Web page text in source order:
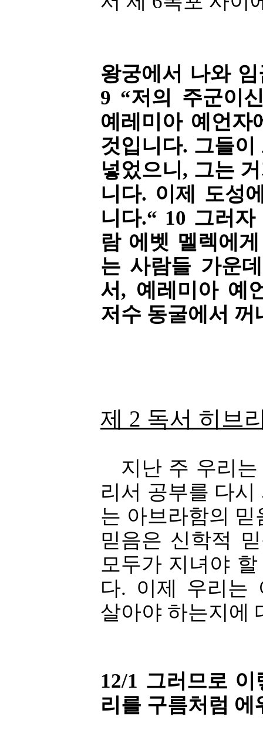
왕궁에서 나와
9 “저의 주군이
예레미아 예언자
것입니다. 그들
넣었으니, 그는
니다. 이제 도성
니다.“ 10 그러
람 에벳 멜렉에
는 사람들 가운
서, 예레미아 예
저수 동굴에서 꺼
제 2 독서 히브
지난 주 우리는
리서 공부를 다
는 아브라함의
믿음은 신학적
모두가 지녀야
다. 이제 우리는
살아야 하는지에
12/1 그러므로
리를 구름처럼 에